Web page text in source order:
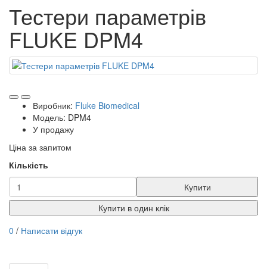
Тестери параметрів
FLUKE DPM4
Виробник: Fluke Biomedical
Модель: DPM4
У продажу
Ціна за запитом
Кількість
Купити
Купити в один клік
0 / Написати відгук